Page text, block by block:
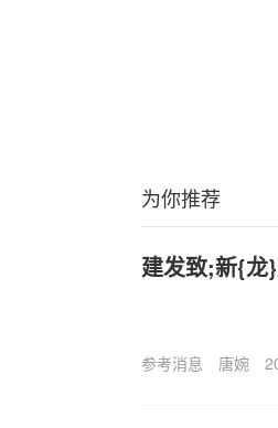
为你推荐
建发致;新{龙
参考消息 唐婉